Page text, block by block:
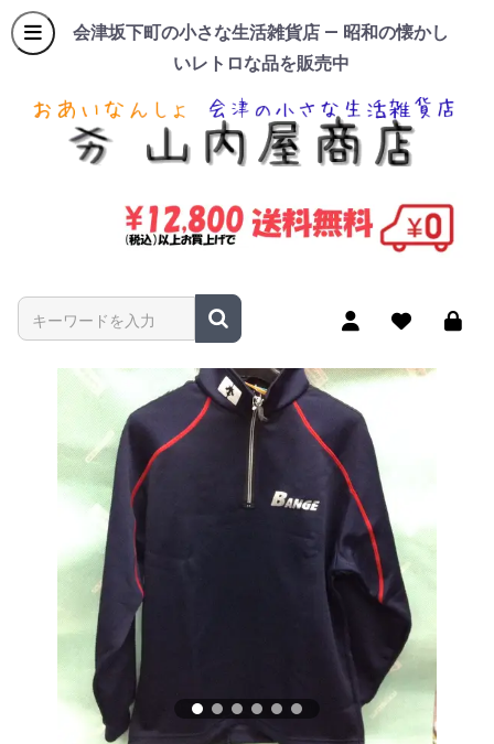
会津坂下町の小さな生活雑貨店 — 昭和の懐かし
いレトロな品を販売中
商品名やキーワードを入力